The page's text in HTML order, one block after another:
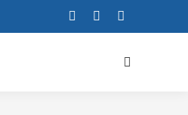
opensopens
Buscar: